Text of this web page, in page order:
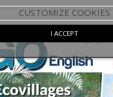
CUSTOMIZE COOKIES
I ACCEPT